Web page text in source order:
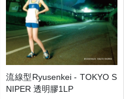
流線型Ryusenkei - TOKYO S
NIPER 透明膠1LP